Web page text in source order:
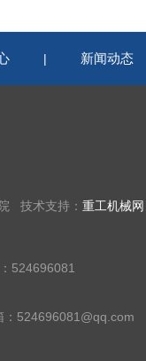
| 新闻动态
技术支持： 重工机械网
524696081
：524696081@qq.com